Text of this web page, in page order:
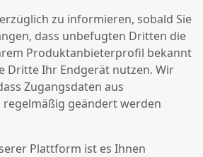
zu informieren, sobald Sie
dass unbefugten Dritten die
Produktanbieterprofil bekannt
Dritte Ihr Endgerät nutzen. Wir
Zugangsdaten aus
geändert werden
Plattform ist es Ihnen